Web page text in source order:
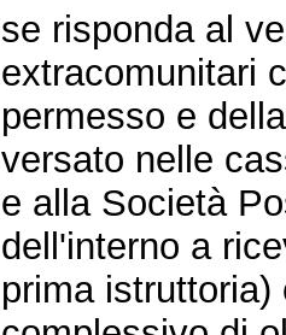
se risponda al
extracomunitari
permesso e
versato nelle
e alla Società
dell'interno a
prima